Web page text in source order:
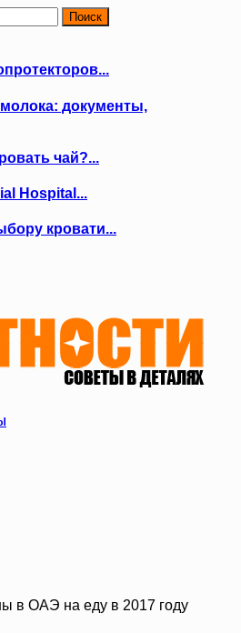
документы,
чай?...
Hospital...
кровати...
в ОАЭ на еду в 2017 году